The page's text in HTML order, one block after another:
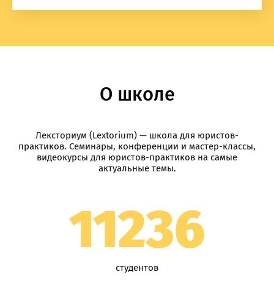
О школе
Лексториум (Lextorium) — школа для юристов-
практиков. Семинары, конференции и мастер-классы,
видеокурсы для юристов-практиков на самые
актуальные темы.
11236
студентов